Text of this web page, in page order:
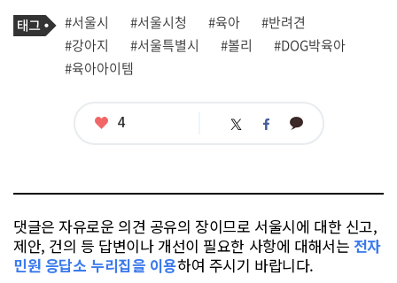
기
사
관
련
태
태
그
#서울시 #서울시청 #육아
#반려견
#강아지
#서울특별시 #볼리
#DOG박육아
#육아아이템
좋
4 트 페 카
댓글은 자유로운 의견 공유의 장이므로 서울시에 대한 신고,
제안, 건의 등 답변이나 개선이 필요한 사항에 대해서는 전자
민원 응답소 누리집을 이용하여 주시기 바랍니다.